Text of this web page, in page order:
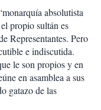
absolutista
propio sultán es
Representantes. Pero
e indiscutida.
le son propios y en
en asamblea a sus
gatazo de las